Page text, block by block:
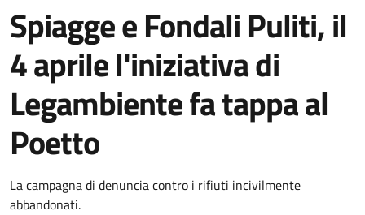
Spiagge e Fondali Puliti, il
4 aprile l'iniziativa di
Legambiente fa tappa al
Poetto
Dettagli della notizia
La campagna di denuncia contro i rifiuti incivilmente
abbandonati.